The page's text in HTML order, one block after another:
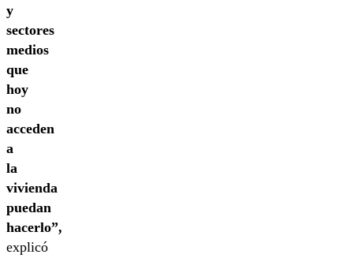
y
sectores
medios
que
hoy
no
acceden
a
la
vivienda
puedan
hacerlo”,
explicó